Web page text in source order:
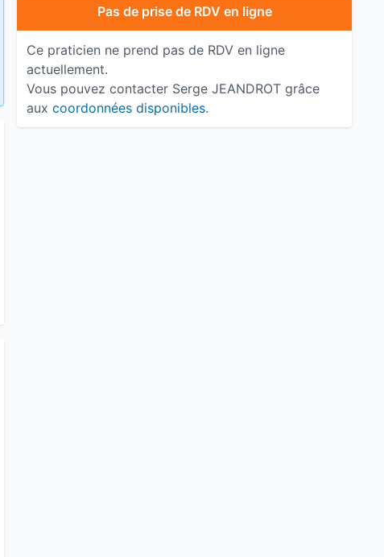
Pas de prise de RDV en ligne
Ce praticien ne prend pas de RDV en ligne
actuellement.
Vous pouvez contacter Serge JEANDROT grâce
aux coordonnées disponibles.